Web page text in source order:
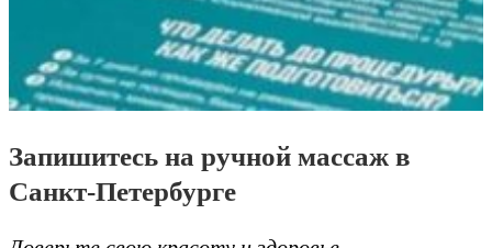
Запишитесь на ручной массаж в
Санкт-Петербурге